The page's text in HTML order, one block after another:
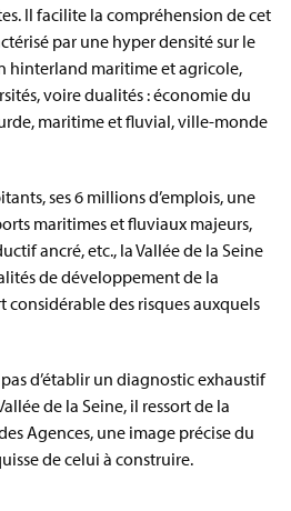
Il facilite la compréhension de cet
par une hyper densité sur le
hinterland maritime et agricole,
voire dualités : économie du
maritime et fluvial, ville-monde
ses 6 millions d’emplois, une
maritimes et fluviaux majeurs,
ancré, etc., la Vallée de la Seine
de développement de la
considérable des risques auxquels
pas d’établir un diagnostic exhaustif
de la Seine, il ressort de la
Agences, une image précise du
de celui à construire.